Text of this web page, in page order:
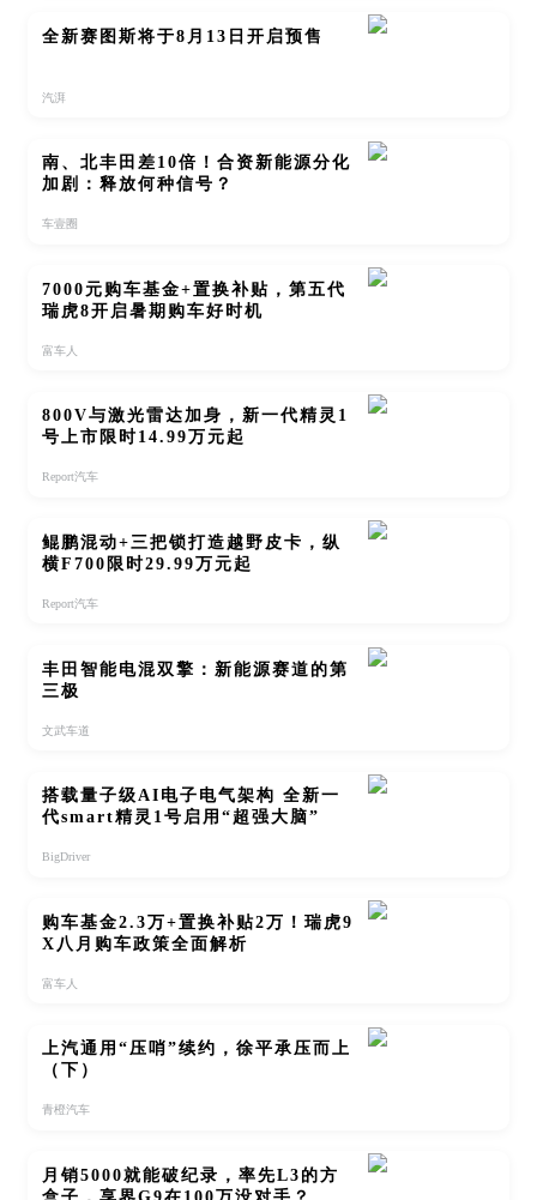
全新赛图斯将于8月13日开启预售
汽湃
南、北丰田差10倍！合资新能源分化
加剧：释放何种信号？
车壹圈
7000元购车基金+置换补贴，第五代
瑞虎8开启暑期购车好时机
富车人
800V与激光雷达加身，新一代精灵1
号上市限时14.99万元起
Report汽车
鲲鹏混动+三把锁打造越野皮卡，纵
横F700限时29.99万元起
Report汽车
丰田智能电混双擎：新能源赛道的第
三极
文武车道
搭载量子级AI电子电气架构 全新一
代smart精灵1号启用“超强大脑”
BigDriver
购车基金2.3万+置换补贴2万！瑞虎9
X八月购车政策全面解析
富车人
上汽通用“压哨”续约，徐平承压而上
（下）
青橙汽车
月销5000就能破纪录，率先L3的方